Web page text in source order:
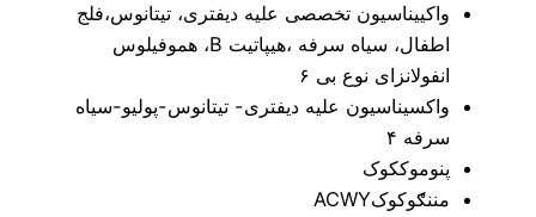
واکییناسیون تخصصی علیه دیفتری، تیتانوس،فلج
اطفال، سیاه سرفه ،هیپاتیت B، هموفیلوس
انفولانزای نوع بی ۶
واکسیناسیون علیه دیفتری- تیتانوس-پولیو-سیاه
سرفه ۴
پنوموککوک
مننګوکوکACWY